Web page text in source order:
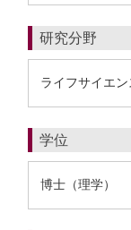
研究分野
ライフサイエ
学位
博士（理学）